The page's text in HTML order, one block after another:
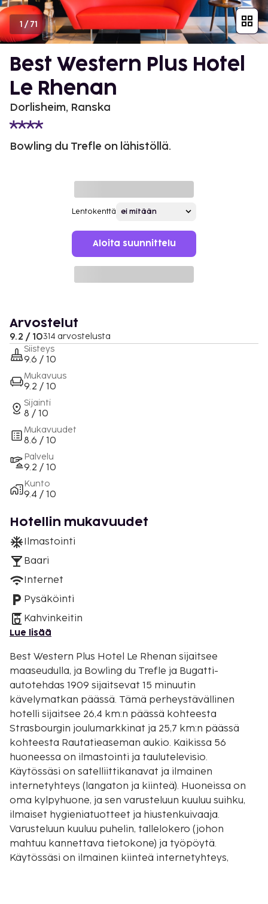
1 /71
Best Western Plus Hotel
Le Rhenan
Dorlisheim, Ranska
Bowling du Trefle on lähistöllä.
Lentokenttä
Aloita suunnittelu
Arvostelut
9.2 / 10314 arvostelusta
Siisteys
9.6 / 10
Mukavuus
9.2 / 10
Sijainti
8 / 10
Mukavuudet
8.6 / 10
Palvelu
9.2 / 10
Kunto
9.4 / 10
Hotellin mukavuudet
Ilmastointi
Baari
Internet
Pysäköinti
Kahvinkeitin
Lue lisää
Best Western Plus Hotel Le Rhenan sijaitsee
maaseudulla, ja Bowling du Trefle ja Bugatti-
autotehdas 1909 sijaitsevat 15 minuutin
kävelymatkan päässä. Tämä perheystävällinen
hotelli sijaitsee 26,4 km:n päässä kohteesta
Strasbourgin joulumarkkinat ja 25,7 km:n päässä
kohteesta Rautatieaseman aukio. Kaikissa 56
huoneessa on ilmastointi ja taulutelevisio.
Käytössäsi on satelliittikanavat ja ilmainen
internetyhteys (langaton ja kiinteä). Huoneissa on
oma kylpyhuone, ja sen varusteluun kuuluu suihku,
ilmaiset hygieniatuotteet ja hiustenkuivaaja.
Varusteluun kuuluu puhelin, tallelokero (johon
mahtuu kannettava tietokone) ja työpöytä.
Käytössäsi on ilmainen kiinteä internetyhteys,